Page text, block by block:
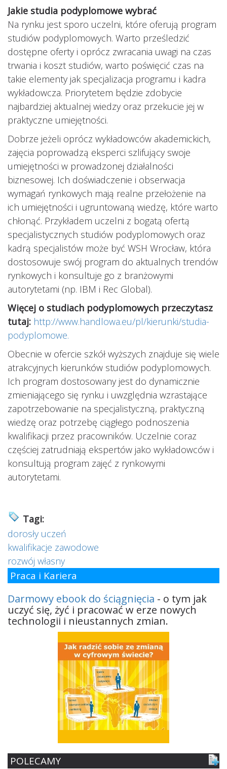
Jakie studia podyplomowe wybrać
Na rynku jest sporo uczelni, które oferują program
studiów podyplomowych. Warto prześledzić
dostępne oferty i oprócz zwracania uwagi na czas
trwania i koszt studiów, warto poświęcić czas na
takie elementy jak specjalizacja programu i kadra
wykładowcza. Priorytetem będzie zdobycie
najbardziej aktualnej wiedzy oraz przekucie jej w
praktyczne umiejętności.
Dobrze jeżeli oprócz wykładowców akademickich,
zajęcia poprowadzą eksperci szlifujący swoje
umiejętności w prowadzonej działalności
biznesowej. Ich doświadczenie i obserwacja
wymagań rynkowych mają realne przełożenie na
ich umiejętności i ugruntowaną wiedzę, które warto
chłonąć. Przykładem uczelni z bogatą ofertą
specjalistycznych studiów podyplomowych oraz
kadrą specjalistów może być WSH Wrocław, która
dostosowuje swój program do aktualnych trendów
rynkowych i konsultuje go z branżowymi
autorytetami (np. IBM i Rec Global).
Więcej o studiach podyplomowych przeczytasz
tutaj: http://www.handlowa.eu/pl/kierunki/studia-
podyplomowe.
Obecnie w ofercie szkół wyższych znajduje się wiele
atrakcyjnych kierunków studiów podyplomowych.
Ich program dostosowany jest do dynamicznie
zmieniającego się rynku i uwzględnia wzrastające
zapotrzebowanie na specjalistyczną, praktyczną
wiedzę oraz potrzebę ciągłego podnoszenia
kwalifikacji przez pracowników. Uczelnie coraz
częściej zatrudniają ekspertów jako wykładowców i
konsultują program zajęć z rynkowymi
autorytetami.
Tagi:
dorosły uczeń
kwalifikacje zawodowe
rozwój własny
Praca i Kariera
Darmowy ebook do ściągnięcia - o tym jak
uczyć się, żyć i pracować w erze nowych
technologii i nieustannych zmian.
POLECAMY